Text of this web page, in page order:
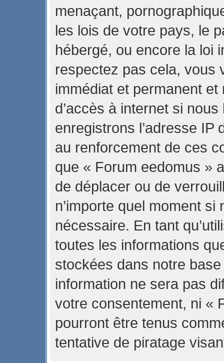
menaçant,
les lois de votre pays, le
hébergé, ou encore la loi
respectez pas cela, vous
immédiat et permanent
d’accès à internet si
enregistrons l’adresse IP
au renforcement de ces
que « Forum eedomus »
de déplacer ou de
n’importe quel moment
nécessaire. En tant
toutes les informations
stockées dans notre
information ne sera pas
votre consentement, ni «
pourront être tenus
tentative de piratage